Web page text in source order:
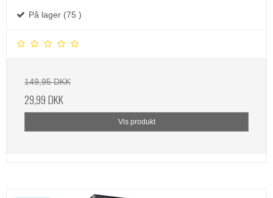
På lager (75 )
149,95 DKK
29,99 DKK
Vis produkt